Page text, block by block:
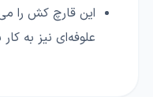
این قارچ کش را
علوفه‌ای نیز به کار